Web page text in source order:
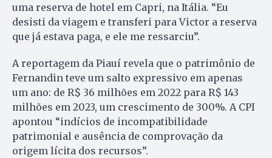
uma reserva de hotel em Capri, na Itália. “Eu
desisti da viagem e transferi para Victor a reserva
que já estava paga, e ele me ressarciu”.
A reportagem da Piauí revela que o patrimônio de
Fernandin teve um salto expressivo em apenas
um ano: de R$ 36 milhões em 2022 para R$ 143
milhões em 2023, um crescimento de 300%. A CPI
apontou “indícios de incompatibilidade
patrimonial e ausência de comprovação da
origem lícita dos recursos”.